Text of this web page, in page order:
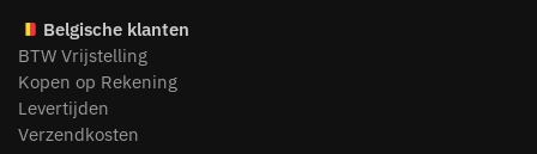
Belgische klanten
BTW Vrijstelling
Kopen op Rekening
Levertijden
Verzendkosten